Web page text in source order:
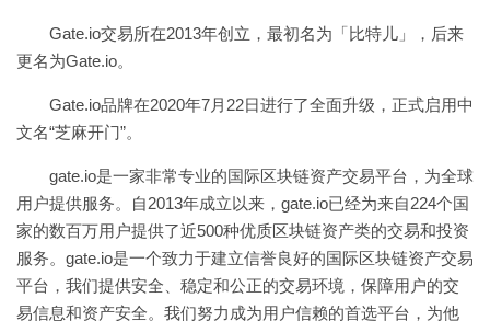
Gate.io交易所在2013年创立，最初名为「比特儿」，后来
更名为Gate.io。
Gate.io品牌在2020年7月22日进行了全面升级，正式启用中
文名“芝麻开门”。
gate.io是一家非常专业的国际区块链资产交易平台，为全球
用户提供服务。自2013年成立以来，gate.io已经为来自224个国
家的数百万用户提供了近500种优质区块链资产类的交易和投资
服务。gate.io是一个致力于建立信誉良好的国际区块链资产交易
平台，我们提供安全、稳定和公正的交易环境，保障用户的交
易信息和资产安全。我们努力成为用户信赖的首选平台，为他